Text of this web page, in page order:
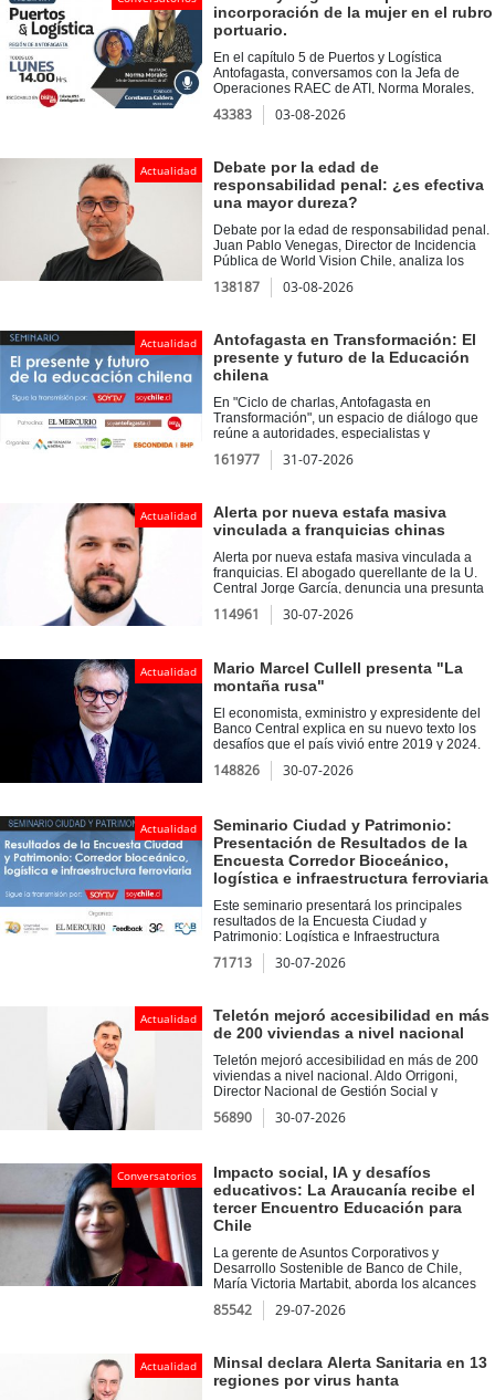
de Viña del Mar; Martín Andrade, director
Ejecutivo Corporación Ciudades y Ricardo
Abuauad, decano del Campus Creativo UNAB
y profesor UC.
conversamos junto a Margarita Norambuena
Valdivia, Profesora del Departamento de
Ingeniería Eléctrica de la Universidad Técnica
Federico Santa María.
incorporación de la mujer en el rubro
portuario.
En el capítulo 5 de Puertos y Logística
Antofagasta, conversamos con la Jefa de
Operaciones RAEC de ATI, Norma Morales,
quien compartió su experiencia como
trabajadora en el rubro portuario y destacó la
acompañó Pablo Miranda, académico de la
UCN, con quien abordamos las oportunidades
y desafíos del corredor bioceánico.
43383 03-08-2026
Actualidad
Debate por la edad de
responsabilidad penal: ¿es efectiva
una mayor dureza?
Debate por la edad de responsabilidad penal.
Juan Pablo Venegas, Director de Incidencia
Pública de World Vision Chile, analiza los
alcances de las nuevas propuestas del
Ejecutivo, el rol del crimen organizado en el
138187 03-08-2026
Actualidad
Antofagasta en Transformación: El
presente y futuro de la Educación
chilena
En "Ciclo de charlas, Antofagasta en
Transformación", un espacio de diálogo que
reúne a autoridades, especialistas y
destacadas personalidades del ámbito
educativo para analizar los desafíos, avances
abordarán las transformaciones que están
marcando el presente y las acciones
necesarias para construir un futuro con una
educación más inclusiva, innovadora y de
mayor calidad para las nuevas generaciones.
161977 31-07-2026
Actualidad
Alerta por nueva estafa masiva
vinculada a franquicias chinas
Alerta por nueva estafa masiva vinculada a
franquicias. El abogado querellante de la U.
Central Jorge García, denuncia una presunta
estafa relacionada con una plataforma que
ofrecía oportunidades de negocio asociadas a
114961 30-07-2026
Actualidad
Mario Marcel Cullell presenta "La
montaña rusa"
El economista, exministro y expresidente del
Banco Central explica en su nuevo texto los
desafíos que el país vivió entre 2019 y 2024.
148826 30-07-2026
Actualidad
Seminario Ciudad y Patrimonio:
Presentación de Resultados de la
Encuesta Corredor Bioceánico,
logística e infraestructura ferroviaria
Este seminario presentará los principales
resultados de la Encuesta Ciudad y
Patrimonio: Logística e Infraestructura
Ferroviaria, promoviendo una conversación
pública sobre los desafíos y oportunidades del
espacios estratégicos, la logística regional y el
rol del ferrocarril en el futuro de Antofagasta.
vinculación con el Corredor Bioceánico, como
una oportunidad para fortalecer la
conectividad y el desarrollo económico del
norte de Chile.
71713 30-07-2026
Actualidad
Teletón mejoró accesibilidad en más
de 200 viviendas a nivel nacional
Teletón mejoró accesibilidad en más de 200
viviendas a nivel nacional. Aldo Orrigoni,
Director Nacional de Gestión Social y
Voluntariado de Teletón conversa en Soy Tv
sobre los más de 600 voluntarios que
56890 30-07-2026
Conversatorios
Impacto social, IA y desafíos
educativos: La Araucanía recibe el
tercer Encuentro Educación para
Chile
La gerente de Asuntos Corporativos y
Desarrollo Sostenible de Banco de Chile,
María Victoria Martabit, aborda los alcances
del 3° Encuentro Educación para Chile. El
evento, coorganizado junto a CorpAraucanía y
el impacto social y los grandes retos del
sistema educativo regional y el aporte del
Programa Educación para Chile.
85542 29-07-2026
Actualidad
Minsal declara Alerta Sanitaria en 13
regiones por virus hanta